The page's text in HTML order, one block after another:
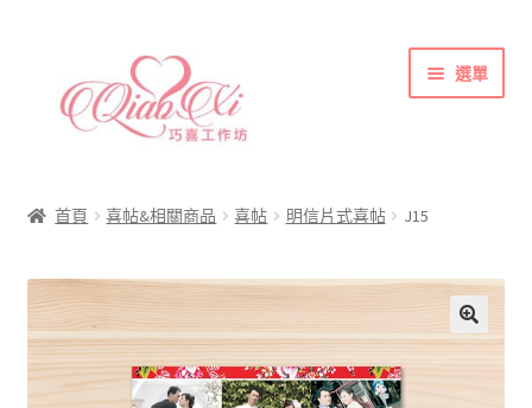
容
選單
喜帖&相關商品
彩色(相片)印刷注意事項
索取喜帖樣本須知
訂購須知
首頁 喜帖&相關商品 喜帖 明信片式喜帖 J15